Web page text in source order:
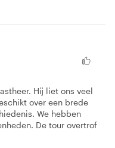
Hij liet ons veel
over een brede
We hebben
De tour overtrof